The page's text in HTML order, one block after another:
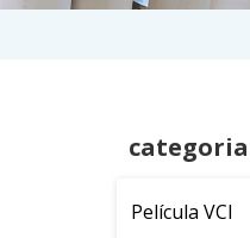
Película VCI